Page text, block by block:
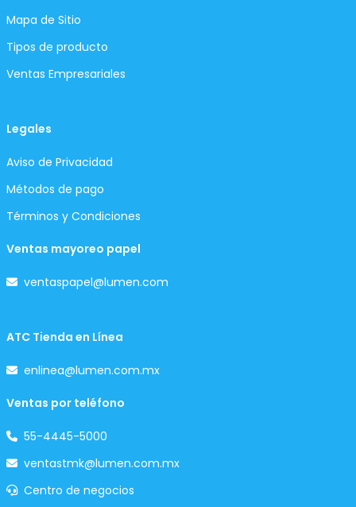
Mapa de Sitio
Tipos de producto
Ventas Empresariales
Legales
Aviso de Privacidad
Métodos de pago
Términos y Condiciones
Ventas mayoreo papel
ventaspapel@lumen.com
ATC Tienda en Línea
enlinea@lumen.com.mx
Ventas por teléfono
55-4445-5000
ventastmk@lumen.com.mx
Centro de negocios